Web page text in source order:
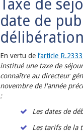
Taxe de
date de
En vertu de l’article
institué une taxe de
connaître au directeur
novembre de l'année
:
Les dates de
Les tarifs de la